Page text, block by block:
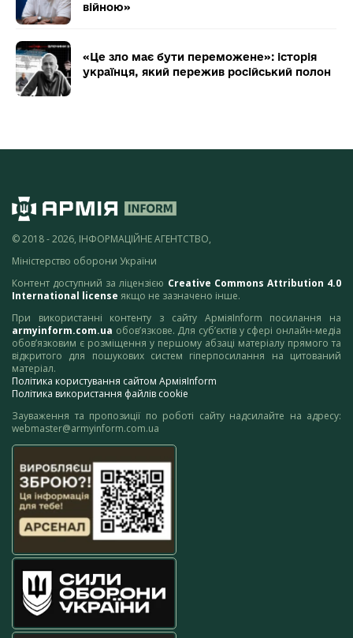
війною»
«Це зло має бути переможене»: історія
українця, який пережив російський полон
© 2018 - 2026, ІНФОРМАЦІЙНЕ АГЕНТСТВО,
Міністерство оборони України
Контент доступний за ліцензією Creative Commons Attribution 4.0
International license якщо не зазначено інше.
При використанні контенту з сайту АрміяInform посилання на
armyinform.com.ua обов’язкове. Для суб’єктів у сфері онлайн-медіа
обов’язковим є розміщення у першому абзаці матеріалу прямого та
відкритого для пошукових систем гіперпосилання на цитований
матеріал.
Політика користування сайтом АрміяInform
Політика використання файлів cookie
Зауваження та пропозиції по роботі сайту надсилайте на адресу:
webmaster@armyinform.com.ua